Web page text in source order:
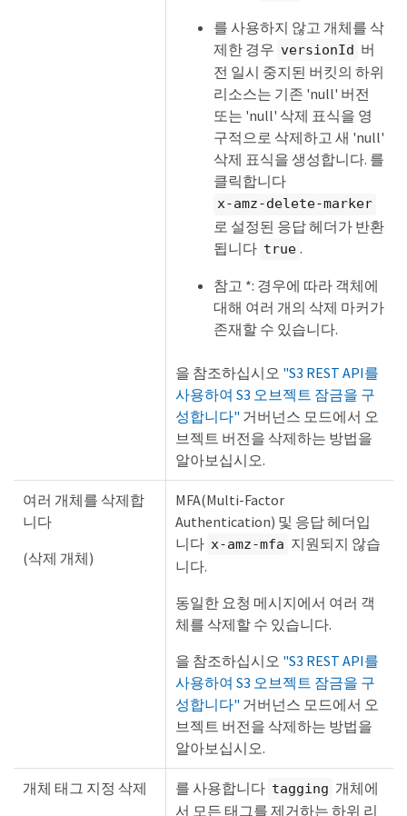
를 사용하지 않고 개체를 삭
제한 경우 versionId 버
전 일시 중지된 버킷의 하위
리소스는 기존 'null' 버전
또는 'null' 삭제 표식을 영
구적으로 삭제하고 새 'null'
삭제 표식을 생성합니다. 를
클릭합니다
x-amz-delete-marker
로 설정된 응답 헤더가 반환
됩니다 true .
참고 *: 경우에 따라 객체에
대해 여러 개의 삭제 마커가
존재할 수 있습니다.
을 참조하십시오 "S3 REST API를
사용하여 S3 오브젝트 잠금을 구
성합니다" 거버넌스 모드에서 오
브젝트 버전을 삭제하는 방법을
알아보십시오.
여러 개체를 삭제합
니다
(삭제 개체)
MFA(Multi-Factor
Authentication) 및 응답 헤더입
니다 x-amz-mfa 지원되지 않습
니다.
동일한 요청 메시지에서 여러 객
체를 삭제할 수 있습니다.
을 참조하십시오 "S3 REST API를
사용하여 S3 오브젝트 잠금을 구
성합니다" 거버넌스 모드에서 오
브젝트 버전을 삭제하는 방법을
알아보십시오.
개체 태그 지정 삭제 를 사용합니다 tagging 개체에
서 모든 태그를 제거하는 하위 리